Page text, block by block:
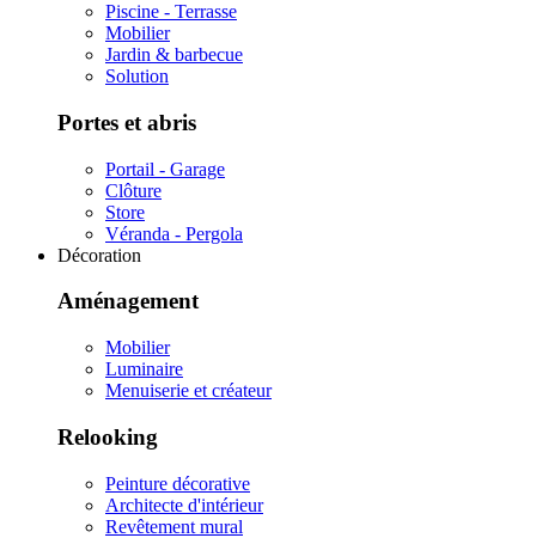
Piscine - Terrasse
Mobilier
Jardin & barbecue
Solution
Portes et abris
Portail - Garage
Clôture
Store
Véranda - Pergola
Décoration
Aménagement
Mobilier
Luminaire
Menuiserie et créateur
Relooking
Peinture décorative
Architecte d'intérieur
Revêtement mural